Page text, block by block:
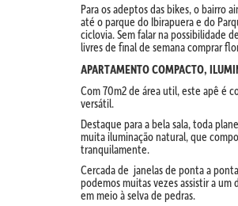
Para os adeptos das bikes, o bairro
até o parque do Ibirapuera e do
ciclovia. Sem falar na possibilidade
livres de final de semana comprar
APARTAMENTO COMPACTO,
Com 70m2 de área util, este apê é
versátil.
Destaque para a bela sala, toda
muita iluminação natural, que
tranquilamente.
Cercada de janelas de ponta a
podemos muitas vezes assistir a um
em meio à selva de pedras.